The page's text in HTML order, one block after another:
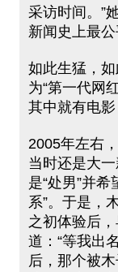
采访时间。”
新闻史上最
如此生猛，
为“第一代网
其中就有电影
2005年左右
当时还是大
是“处男”并
系”。于是，
之初体验后
道：“等我出
后，那个被